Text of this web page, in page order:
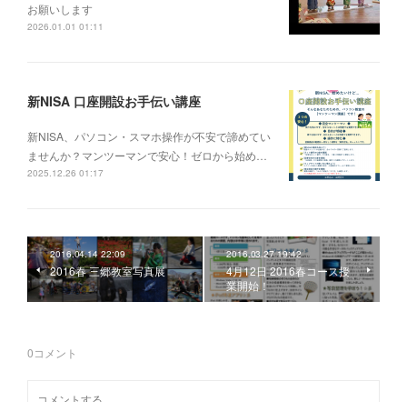
お願いします
2026.01.01 01:11
新NISA 口座開設お手伝い講座
新NISA、パソコン・スマホ操作が不安で諦めてい
ませんか？マンツーマンで安心！ゼロから始め…
2025.12.26 01:17
2016.04.14 22:09
2016春 三郷教室写真展
2016.03.27 19:42
4月12日 2016春コース授
業開始！
0コメント